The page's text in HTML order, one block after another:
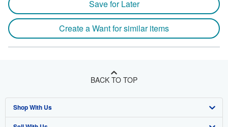
Save for Later
Create a Want for similar items
BACK TO TOP
Shop With Us